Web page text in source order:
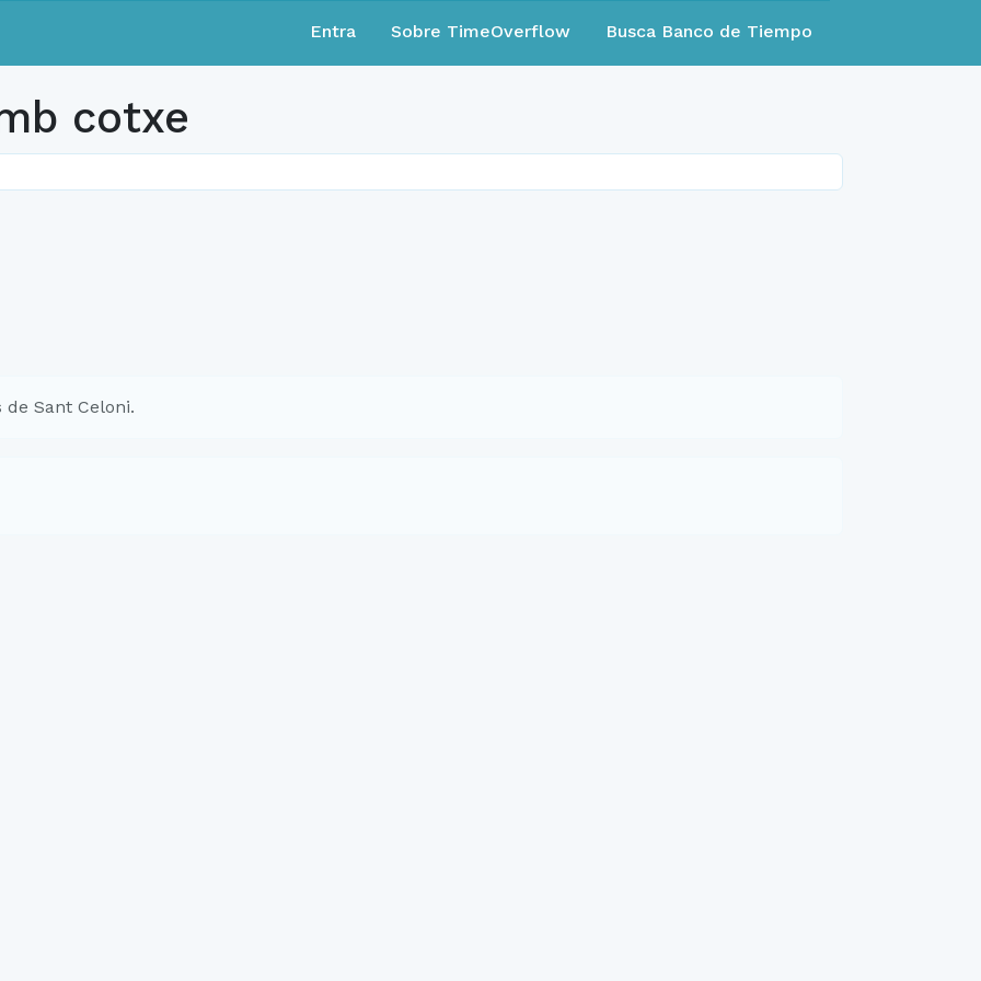
Entra Sobre TimeOverflow Busca Banco de Tiempo
cotxe
Sant Celoni.